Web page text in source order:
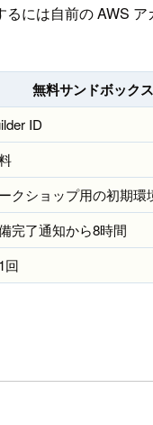
には自前の AWS
無料サンドボック
ID
クショップ用の初期環
完了通知から8時間
回